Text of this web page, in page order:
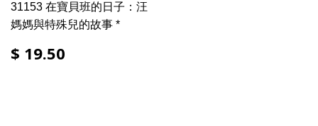
31153 在寶貝班的日子：汪
媽媽與特殊兒的故事 *
$ 19.50